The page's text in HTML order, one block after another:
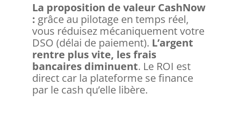
La proposition de valeur CashNow
: grâce au pilotage en temps réel,
vous réduisez mécaniquement votre
DSO (délai de paiement). L’argent
rentre plus vite, les frais
bancaires diminuent. Le ROI est
direct car la plateforme se finance
par le cash qu’elle libère.